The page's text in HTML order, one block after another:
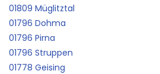
01809 Müglitztal
01796 Dohma
01796 Pirna
01796 Struppen
01778 Geising